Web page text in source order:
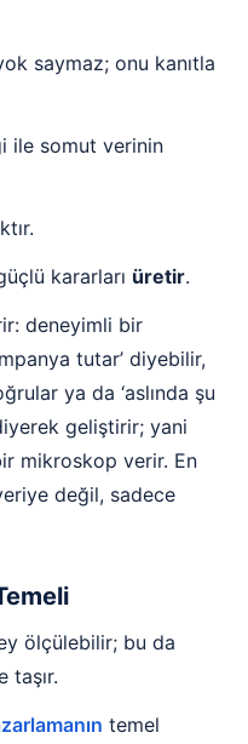
saymaz; onu kanıtla
ile somut verinin
kararları üretir.
deneyimli bir
tutar’ diyebilir,
ya da ‘aslında şu
geliştirir; yani
mikroskop verir. En
değil, sadece
ölçülebilir; bu da
taşır.
temel